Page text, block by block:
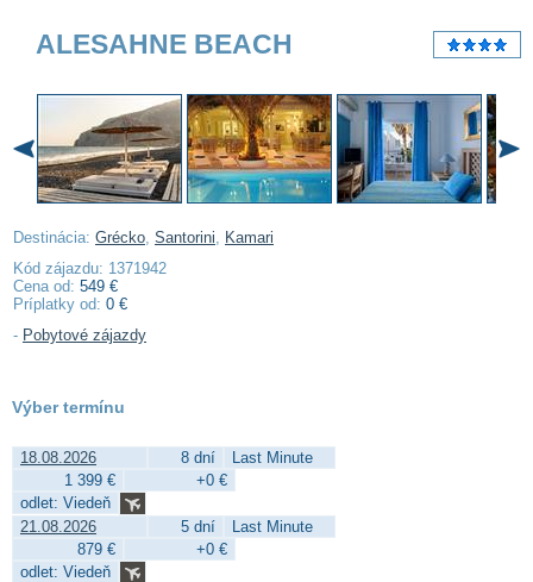
ALESAHNE BEACH
Destinácia: Grécko, Santorini, Kamari
Kód zájazdu: 1371942
Cena od: 549 €
Príplatky od: 0 €
- Pobytové zájazdy
Výber termínu
18.08.2026 8 dní
Last Minute
1 399 €
+0 €
odlet: Viedeň
21.08.2026
5 dní
Last Minute
879 €
+0 €
odlet: Viedeň